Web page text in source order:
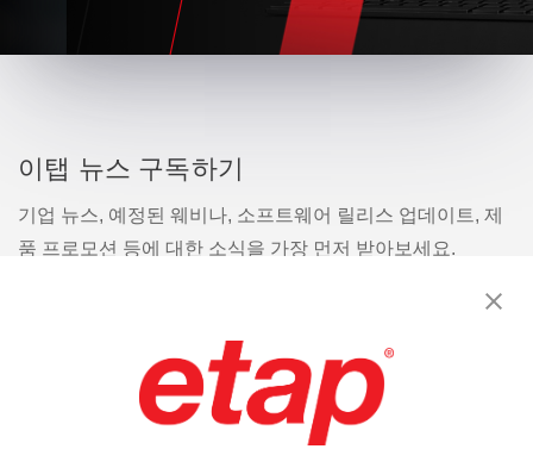
이탭 뉴스 구독하기
기업 뉴스, 예정된 웨비나, 소프트웨어 릴리스 업데이트, 제
품 프로모션 등에 대한 소식을 가장 먼저 받아보세요.
이용 약관 | 개인정보처리방침